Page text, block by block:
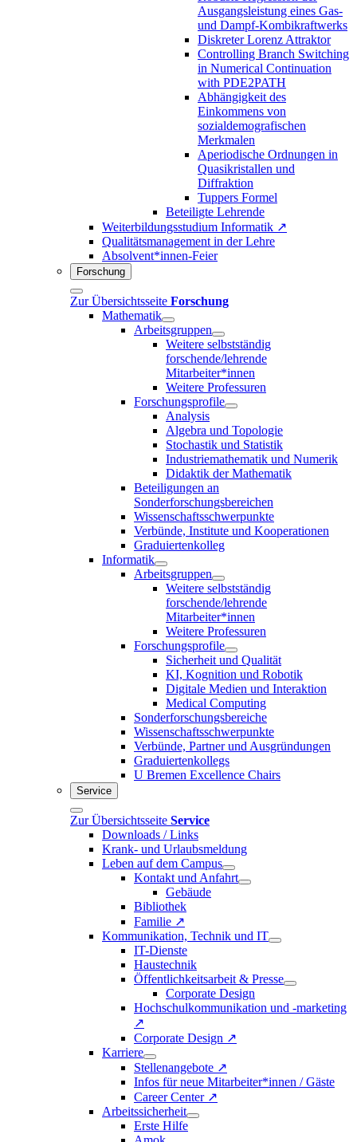
Ausgangsleistung eines Gas-
und Dampf-Kombikraftwerks
Diskreter Lorenz Attraktor
Controlling Branch Switching
in Numerical Continuation
with PDE2PATH
Abhängigkeit des
Einkommens von
sozialdemografischen
Merkmalen
Aperiodische Ordnungen in
Quasikristallen und
Diffraktion
Tuppers Formel
Beteiligte Lehrende
Weiterbildungsstudium Informatik ↗
Qualitätsmanagement in der Lehre
Absolvent*innen-Feier
Forschung
Zur Übersichtsseite Forschung
Mathematik
Arbeitsgruppen
Weitere selbstständig
forschende/lehrende
Mitarbeiter*innen
Weitere Professuren
Forschungsprofile
Analysis
Algebra und Topologie
Stochastik und Statistik
Industriemathematik und Numerik
Didaktik der Mathematik
Beteiligungen an
Sonderforschungsbereichen
Wissenschaftsschwerpunkte
Verbünde, Institute und Kooperationen
Graduiertenkolleg
Informatik
Arbeitsgruppen
Weitere selbstständig
forschende/lehrende
Mitarbeiter*innen
Weitere Professuren
Forschungsprofile
Sicherheit und Qualität
KI, Kognition und Robotik
Digitale Medien und Interaktion
Medical Computing
Sonderforschungsbereiche
Wissenschaftsschwerpunkte
Verbünde, Partner und Ausgründungen
Graduiertenkollegs
U Bremen Excellence Chairs
Service
Zur Übersichtsseite Service
Downloads / Links
Krank- und Urlaubsmeldung
Leben auf dem Campus
Kontakt und Anfahrt
Gebäude
Bibliothek
Familie ↗
Kommunikation, Technik und IT
IT-Dienste
Haustechnik
Öffentlichkeitsarbeit & Presse
Corporate Design
Hochschulkommunikation und -marketing
↗
Corporate Design ↗
Karriere
Stellenangebote ↗
Infos für neue Mitarbeiter*innen / Gäste
Career Center ↗
Arbeitssicherheit
Erste Hilfe